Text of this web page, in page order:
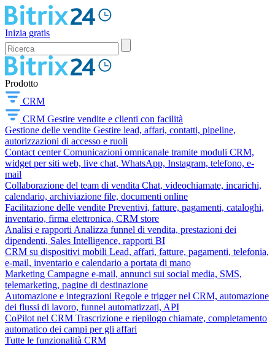
Inizia gratis
Prodotto
CRM
CRM Gestire vendite e clienti con facilità
Gestione delle vendite Gestire lead, affari, contatti, pipeline,
autorizzazioni di accesso e ruoli
Contact center Comunicazioni omnicanale tramite moduli CRM,
widget per siti web, live chat, WhatsApp, Instagram, telefono, e-
mail
Collaborazione del team di vendita Chat, videochiamate, incarichi,
calendario, archiviazione file, documenti online
Facilitazione delle vendite Preventivi, fatture, pagamenti, cataloghi,
inventario, firma elettronica, CRM store
Analisi e rapporti Analizza funnel di vendita, prestazioni dei
dipendenti, Sales Intelligence, rapporti BI
CRM su dispositivi mobili Lead, affari, fatture, pagamenti, telefonia,
e-mail, inventario e calendario a portata di mano
Marketing Campagne e-mail, annunci sui social media, SMS,
telemarketing, pagine di destinazione
Automazione e integrazioni Regole e trigger nel CRM, automazione
dei flussi di lavoro, funnel automatizzati, API
CoPilot nel CRM Trascrizione e riepilogo chiamate, completamento
automatico dei campi per gli affari
Tutte le funzionalità CRM